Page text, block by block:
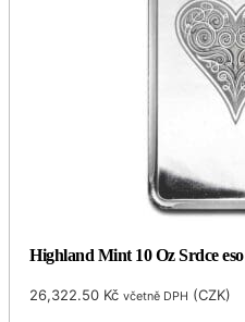
Highland Mint 10 Oz Srdce eso
26,322.50 Kč včetně DPH (CZK)